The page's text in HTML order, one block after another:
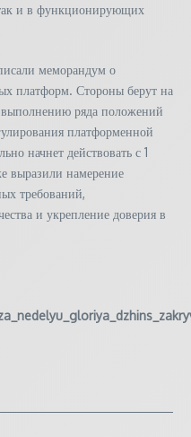
и в функционирующих
меморандум о
платформ. Стороны берут на
выполнению ряда положений
платформенной
начнет действовать с 1
выразили намерение
требований,
и укрепление доверия в